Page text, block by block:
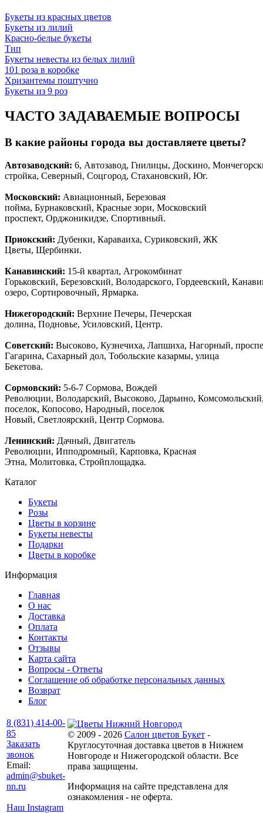
Букеты из красных цветов
Букеты из лилий
Красно-белые букеты
Тип
Букеты невесты из белых лилий
101 роза в коробке
Хризантемы поштучно
Букеты из 9 роз
ЧАСТО ЗАДАВАЕМЫЕ ВОПРОСЫ
В какие районы города вы доставляете цветы?
Автозаводский: 6, Автозавод, Гнилицы, Доскино,
стройка, Северный, Соцгород, Стахановский, Юг.
Московский: Авиационный, Березовая
пойма, Бурнаковский, Красные зори, Московский
проспект, Орджоникидзе, Спортивный.
Приокский: Дубенки, Караваиха, Суриковский, ЖК
Цветы, Щербинки.
Канавинский: 15-й квартал, Агрокомбинат
Горьковский, Березовский, Володарского, Гордеевский,
озеро, Сортировочный, Ярмарка.
Нижегородский: Верхние Печеры, Печерская
долина, Подновье, Усиловский, Центр.
Советский: Высоково, Кузнечиха, Лапшиха, Нагорный,
Гагарина, Сахарный дол, Тобольские казармы, улица
Бекетова.
Сормовский: 5-6-7 Сормова, Вождей
Революции, Володарский, Высоково, Дарьино,
поселок, Копосово, Народный, поселок
Новый, Светлоярский, Центр Сормова.
Ленинский: Дачный, Двигатель
Революции, Ипподромный, Карповка, Красная
Этна, Молитовка, Стройплощадка.
Каталог
Букеты
Розы
Цветы в корзине
Букеты невесты
Подарки
Цветы в коробке
Информация
Главная
О нас
Доставка
Оплата
Контакты
Отзывы
Карта сайта
Вопросы - Ответы
Соглашение об обработке персональных данных
Возврат
Блог
8 (831) 414-00-
85
Заказать
звонок
Email:
admin@sbuket-
nn.ru
Наш Instagram
© 2009 - 2026 Салон цветов Букет -
Круглосуточная доставка цветов в Нижнем
Новгороде и Нижегородской области. Все
права защищены.
Информация на сайте представлена для
ознакомления - не оферта.